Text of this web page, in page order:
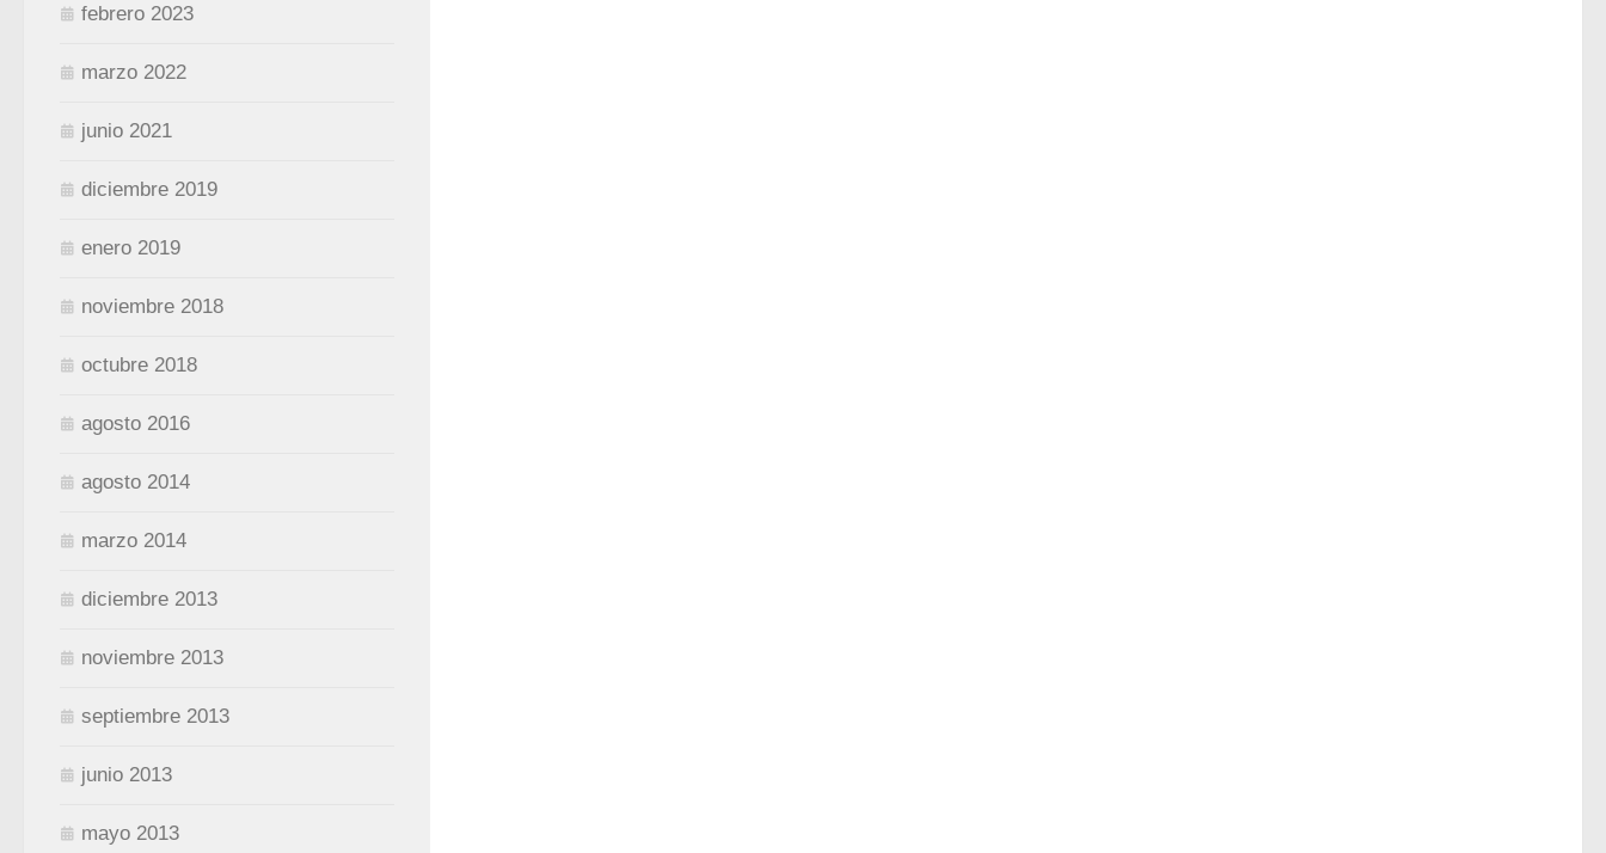
febrero 2023
marzo 2022
junio 2021
diciembre 2019
enero 2019
noviembre 2018
octubre 2018
agosto 2016
agosto 2014
marzo 2014
diciembre 2013
noviembre 2013
septiembre 2013
junio 2013
mayo 2013